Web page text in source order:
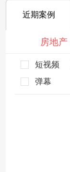
近期案例
房地产
短视频
弹幕